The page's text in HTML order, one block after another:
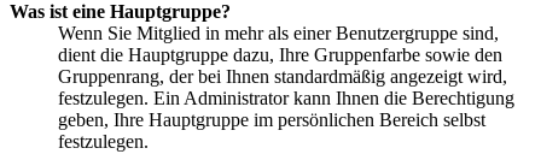
Was ist eine Hauptgruppe?
Wenn Sie Mitglied in mehr als einer Benutzergruppe sind,
dient die Hauptgruppe dazu, Ihre Gruppenfarbe sowie den
Gruppenrang, der bei Ihnen standardmäßig angezeigt wird,
festzulegen. Ein Administrator kann Ihnen die Berechtigung
geben, Ihre Hauptgruppe im persönlichen Bereich selbst
festzulegen.